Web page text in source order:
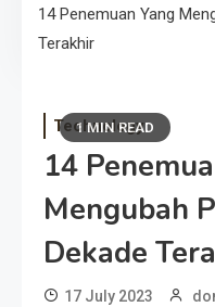
14 Penemuan Yang
Terakhir
1 MIN READ
Technology
14
Mengubah
Dekade
17 July 2023